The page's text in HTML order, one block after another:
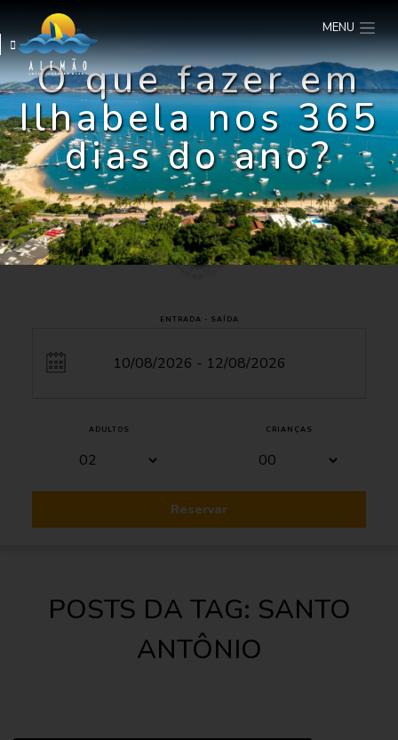
MENU
O que fazer em
Ilhabela nos 365
dias do ano?
ENTRADA - SAÍDA
ADULTOS CRIANÇAS
Reservar
POSTS DA TAG: SANTO
ANTÔNIO